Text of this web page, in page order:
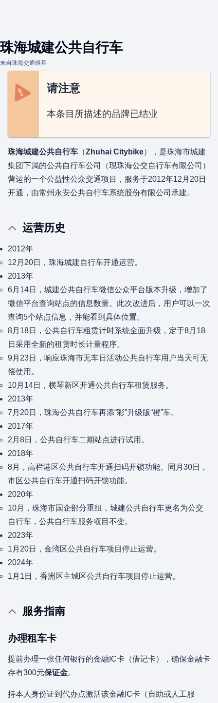
珠海城建公共自行车
来自珠海交通维基
请注意
本条目所描述的品牌已结业
珠海城建公共自行车 （Zhuhai Citybike），是珠海市城建
集团下属的公共自行车公司（现珠海公交自行车有限公司）
营运的一个公益性公众交通项目，服务于2012年12月20日
开通，由常州永安公共自行车系统股份有限公司承建。
运营历史
2012年
12月20日，珠海城建自行车开通运营。
2013年
6月14日，城建公共自行车微信公众平台版本升级，增加了
微信平台查询站点的信息数量。此次改进后，用户可以一次
查询5个站点信息，并能看到具体位置。
8月18日，公共自行车租赁计时系统全面升级，定于8月18
日采用全新的租赁时长计量程序。
9月23日，响应珠海市无车日活动公共自行车用户当天可无
偿使用。
10月14日，横琴新区开通公共自行车租赁服务。
2013年
7月20日，珠海公共自行车再添“彩”升级版“橙”车。
2017年
2月8日，公共自行车二期站点进行试用。
2018年
8月，高栏港区公共自行车开通扫码开锁功能。同月30日，
市区公共自行车开通扫码开锁功能。
2020年
10月，珠海市国企部分重组，城建公共自行车更名为公交
自行车，公共自行车服务项目不变。
2023年
1月20日，金湾区公共自行车项目停止运营。
2024年
1月1日，香洲区主城区公共自行车项目停止运营。
服务指南
办理租车卡
提前办理一张任何银行的金融IC卡（借记卡），确保金融卡
存有300元保证金。
持本人身份证到代办点激活该金融IC卡（自助或人工服